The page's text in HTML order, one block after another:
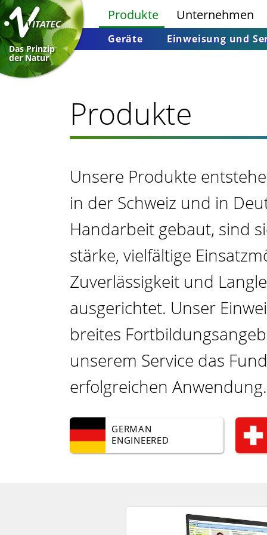
Das Prinzip
der Natur
Produkte
Geräte Einweisung und
Unternehmen
Produkte
Unsere Produkte
in der Schweiz und in
Handarbeit gebaut, sind
stärke, vielfältige
Zuverlässigkeit und
ausgerichtet. Unser
breites
unserem Service das
erfolgreichen Anwendung.
GERMAN
ENGINEERED